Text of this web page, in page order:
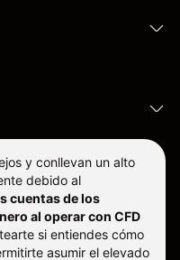
y conllevan un alto
debido al
cuentas de los
al operar con CFD
si entiendes cómo
asumir el elevado